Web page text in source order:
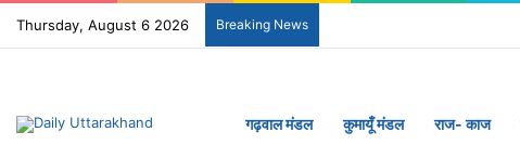
Thursday, August 6 2026 Breaking News
गढ़वाल मंडल कुमायूँ मंडल राज- काज